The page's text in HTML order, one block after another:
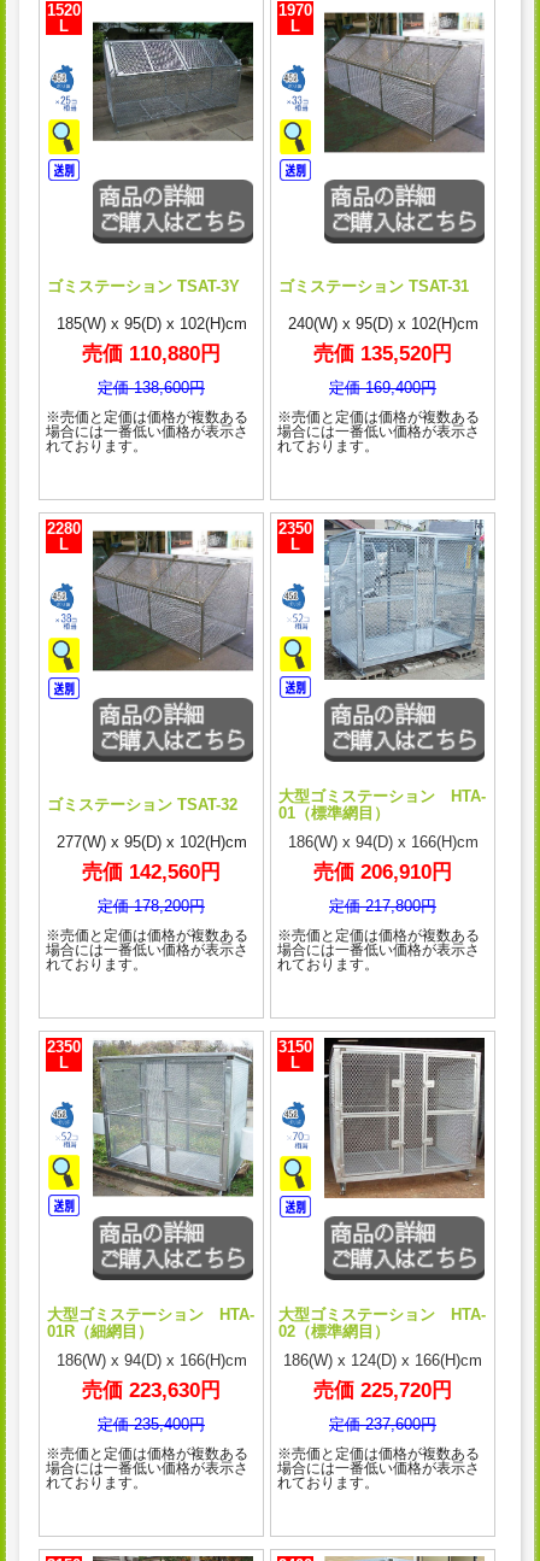
1520
L
ゴミステーション TSAT-3Y
185(W) x 95(D) x 102(H)cm
売価 110,880円
定価 138,600円
※売価と定価は価格が複数ある
場合には一番低い価格が表示さ
れております。
1970
L
ゴミステーション TSAT-31
240(W) x 95(D) x 102(H)cm
売価 135,520円
定価 169,400円
※売価と定価は価格が複数ある
場合には一番低い価格が表示さ
れております。
2280
L
ゴミステーション TSAT-32
277(W) x 95(D) x 102(H)cm
売価 142,560円
定価 178,200円
※売価と定価は価格が複数ある
場合には一番低い価格が表示さ
れております。
2350
L
大型ゴミステーション HTA-
01（標準網目）
186(W) x 94(D) x 166(H)cm
売価 206,910円
定価 217,800円
※売価と定価は価格が複数ある
場合には一番低い価格が表示さ
れております。
2350
L
大型ゴミステーション HTA-
01R（細網目）
186(W) x 94(D) x 166(H)cm
売価 223,630円
定価 235,400円
※売価と定価は価格が複数ある
場合には一番低い価格が表示さ
れております。
3150
L
大型ゴミステーション HTA-
02（標準網目）
186(W) x 124(D) x 166(H)cm
売価 225,720円
定価 237,600円
※売価と定価は価格が複数ある
場合には一番低い価格が表示さ
れております。